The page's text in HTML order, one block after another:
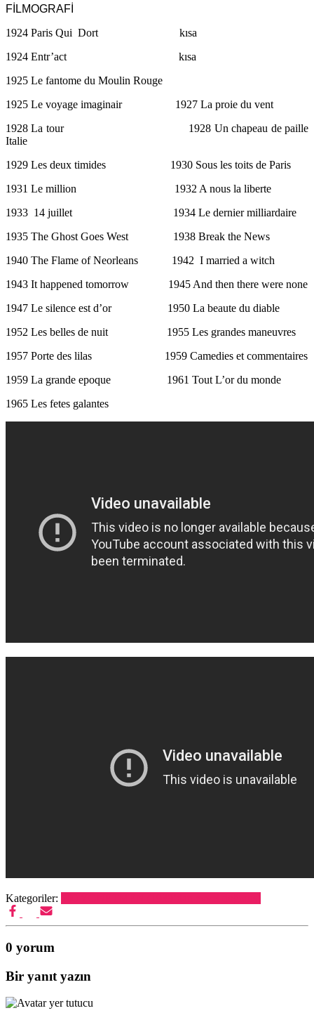
FİLMOGRAFİ
1924 Paris Qui Dort kısa
1924 Entr’act kısa
1925 Le fantome du Moulin Rouge
1925 Le voyage imaginair 1927 La proie du vent
1928 La tour 1928 Un chapeau de paille
Italie
1929 Les deux timides 1930 Sous les toits de Paris
1931 Le million 1932 A nous la liberte
1933 14 juillet 1934 Le dernier milliardaire
1935 The Ghost Goes West 1938 Break the News
1940 The Flame of Neorleans 1942 I married a witch
1943 It happened tomorrow 1945 And then there were none
1947 Le silence est d’or 1950 La beaute du diable
1952 Les belles de nuit 1955 Les grandes maneuvres
1957 Porte des lilas 1959 Camedies et commentaires
1959 La grande epoque 1961 Tout L’or du monde
1965 Les fetes galantes
Kategoriler:
0 yorum
Bir yanıt yazın